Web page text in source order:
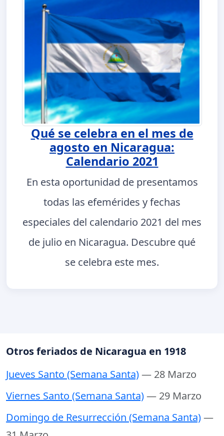
Qué se celebra en el mes de
agosto en Nicaragua:
Calendario 2021
En esta oportunidad de presentamos
todas las efemérides y fechas
especiales del calendario 2021 del mes
de julio en Nicaragua. Descubre qué
se celebra este mes.
Otros feriados de Nicaragua en 1918
Jueves Santo (Semana Santa)— 28 Marzo
Viernes Santo (Semana Santa)— 29 Marzo
Domingo de Resurrección (Semana Santa)—